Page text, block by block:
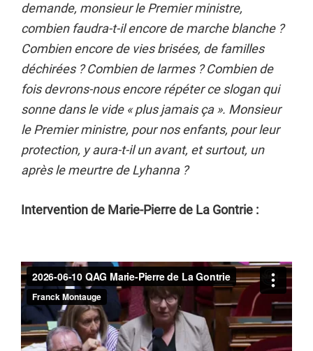
demande, monsieur le Premier ministre,
combien faudra-t-il encore de marche blanche ?
Combien encore de vies brisées, de familles
déchirées ? Combien de larmes ? Combien de
fois devrons-nous encore répéter ce slogan qui
sonne dans le vide « plus jamais ça ». Monsieur
le Premier ministre, pour nos enfants, pour leur
protection, y aura-t-il un avant, et surtout, un
après le meurtre de Lyhanna ?
Intervention de Marie-Pierre de La Gontrie :